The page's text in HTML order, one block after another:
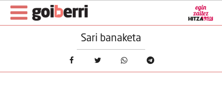
Sari banaketa